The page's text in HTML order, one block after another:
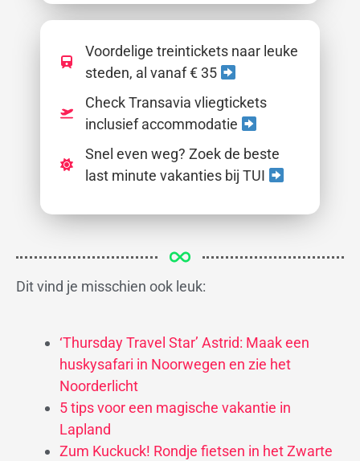
Voordelige treintickets naar leuke
steden, al vanaf € 35
Check Transavia vliegtickets
inclusief accommodatie
Snel even weg? Zoek de beste
last minute vakanties bij TUI
Dit vind je misschien ook leuk:
‘Thursday Travel Star’ Astrid: Maak een
huskysafari in Noorwegen en zie het
Noorderlicht
5 tips voor een magische vakantie in
Lapland
Zum Kuckuck! Rondje fietsen in het Zwarte